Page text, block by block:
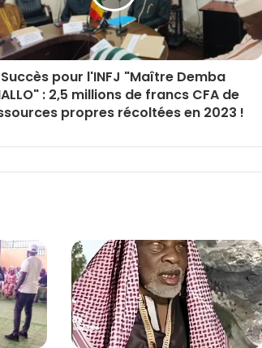
Succès pour l'INFJ "Maître Demba
: 2,5 millions de francs CFA de
propres récoltées en 2023 !